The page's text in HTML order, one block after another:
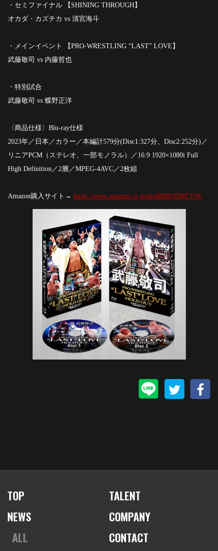
・セミファイナル 【SHINING THROUGH】
オカダ・カズチカ vs 清宮海斗
・メインイベント 【PRO-WRESTLING “LAST” LOVE】
武藤敬司 vs 内藤哲也
・特別試合
武藤敬司 vs 蝶野正洋
〈商品仕様〉Blu-ray仕様
2023年／日本／カラー／本編計579分(Disc1:327分、Disc2:252分)／
リニアPCM（ステレオ、一部モノラル）／16:9 1920×1080i Full
High Definition／2層／MPEG-4AVC／2枚組
Amazon購入サイト→ https://www.amazon.co.jp/dp/B0BD3DRTYW/
TOP
NEWS
ALL
TALENT
COMPANY
CONTACT